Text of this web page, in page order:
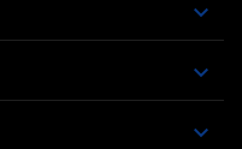


